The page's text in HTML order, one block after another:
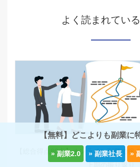
よく読まれてい
【総合得点80点】オンライン副業で稼
【無料】どこよりも副業に